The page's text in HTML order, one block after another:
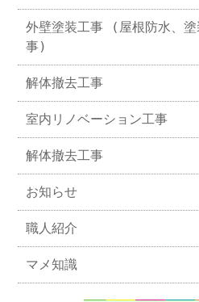
外壁塗装工事 (屋根防水、塗
事)
解体撤去工事
室内リノベーション工事
解体撤去工事
お知らせ
職人紹介
マメ知識